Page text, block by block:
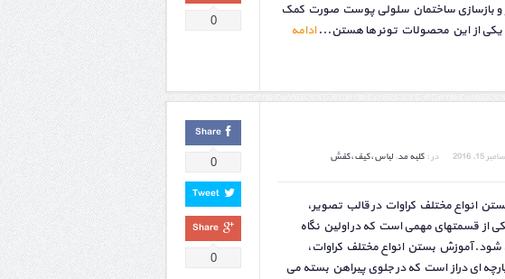
و بازسازی ساختمان سلولی پوست صورت کمک
یکی از این محصولات تونر ها هستن...ادامه
0
15, 2016 در : کلبه مد, لباس،کیف،کفش
انواع مختلف کراوات در قالب تصویر،
از قسمتهای مهمی است که در اولین نگاه
آموزش بستن انواع مختلف کراوات،
ای دراز است که در جلوی پیراهن بسته می
Share
0
Tweet
Share
0